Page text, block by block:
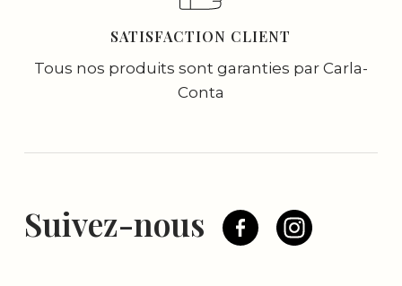
SATISFACTION CLIENT
Tous nos produits sont garanties par Carla-
Conta
Suivez-nous